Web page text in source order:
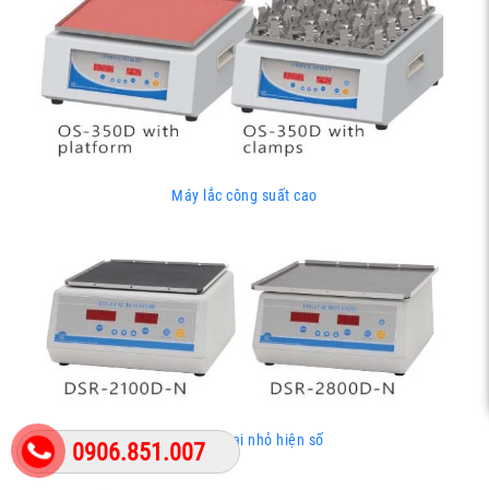
Máy lắc công suất cao
Máy lắc loại nhỏ hiện số
0906.851.007